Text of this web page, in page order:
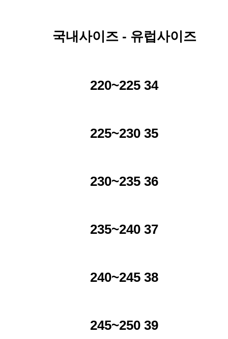
국내사이즈 - 유럽사이즈
220~225 34
225~230 35
230~235 36
235~240 37
240~245 38
245~250 39